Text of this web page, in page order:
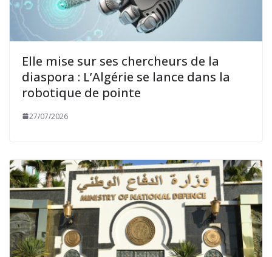
Elle mise sur ses chercheurs de la
diaspora : L’Algérie se lance dans la
robotique de pointe
27/07/2026